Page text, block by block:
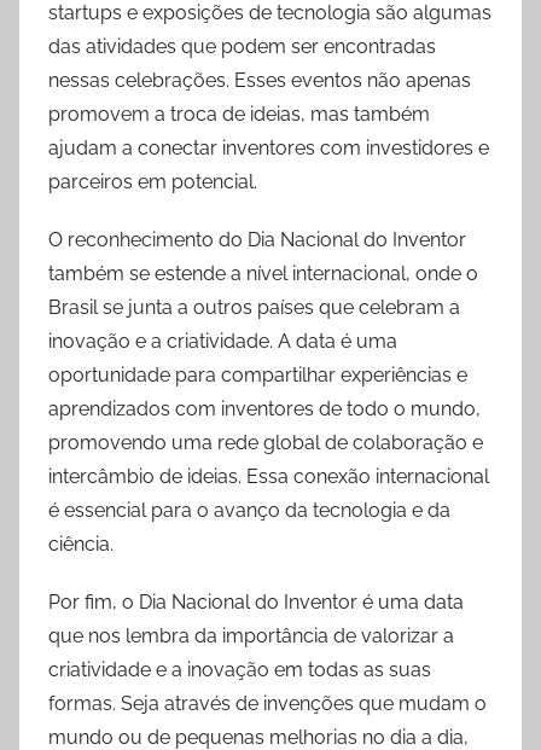
startups e exposições de tecnologia são algumas
das atividades que podem ser encontradas
nessas celebrações. Esses eventos não apenas
promovem a troca de ideias, mas também
ajudam a conectar inventores com investidores e
parceiros em potencial.
O reconhecimento do Dia Nacional do Inventor
também se estende a nível internacional, onde o
Brasil se junta a outros países que celebram a
inovação e a criatividade. A data é uma
oportunidade para compartilhar experiências e
aprendizados com inventores de todo o mundo,
promovendo uma rede global de colaboração e
intercâmbio de ideias. Essa conexão internacional
é essencial para o avanço da tecnologia e da
ciência.
Por fim, o Dia Nacional do Inventor é uma data
que nos lembra da importância de valorizar a
criatividade e a inovação em todas as suas
formas. Seja através de invenções que mudam o
mundo ou de pequenas melhorias no dia a dia,